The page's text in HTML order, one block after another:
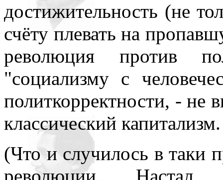
достижительность (не
счёту плевать на
революция против
"социализму с
политкорректности, - не
классический капитализм.
(Что и случилось в таки